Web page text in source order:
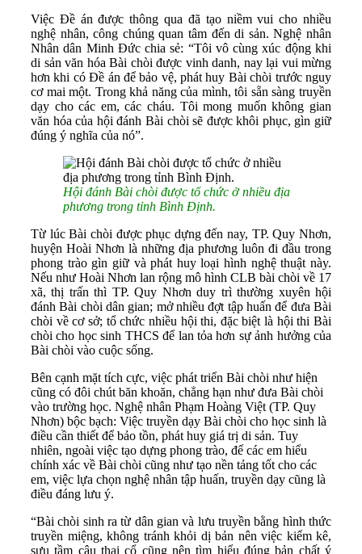
Việc Đề án được thông qua đã tạo niềm vui cho nhiều
nghệ nhân, công chúng quan tâm đến di sản. Nghệ nhân
Nhân dân Minh Đức chia sẻ: “Tôi vô cùng xúc động khi
di sản văn hóa Bài chòi được vinh danh, nay lại vui mừng
hơn khi có Đề án để bảo vệ, phát huy Bài chòi trước nguy
cơ mai một. Trong khả năng của mình, tôi sẵn sàng truyền
dạy cho các em, các cháu. Tôi mong muốn không gian
văn hóa của hội đánh Bài chòi sẽ được khôi phục, gìn giữ
đúng ý nghĩa của nó”.
Hội đánh Bài chòi được tổ chức ở nhiều địa
phương trong tỉnh Bình Định.
Từ lúc Bài chòi được phục dựng đến nay, TP. Quy Nhơn,
huyện Hoài Nhơn là những địa phương luôn đi đầu trong
phong trào gìn giữ và phát huy loại hình nghệ thuật này.
Nếu như Hoài Nhơn lan rộng mô hình CLB bài chòi về 17
xã, thị trấn thì TP. Quy Nhơn duy trì thường xuyên hội
đánh Bài chòi dân gian; mở nhiều đợt tập huấn để đưa Bài
chòi về cơ sở; tổ chức nhiều hội thi, đặc biệt là hội thi Bài
chòi cho học sinh THCS để lan tỏa hơn sự ảnh hưởng của
Bài chòi vào cuộc sống.
Bên cạnh mặt tích cực, việc phát triển Bài chòi như hiện
cũng có đôi chút băn khoăn, chẳng hạn như đưa Bài chòi
vào trường học. Nghệ nhân Phạm Hoàng Việt (TP. Quy
Nhơn) bộc bạch: Việc truyền dạy Bài chòi cho học sinh là
điều cần thiết để bảo tồn, phát huy giá trị di sản. Tuy
nhiên, ngoài việc tạo dựng phong trào, để các em hiểu
chính xác về Bài chòi cũng như tạo nền tảng tốt cho các
em, việc lựa chọn nghệ nhân tập huấn, truyền dạy cũng là
điều đáng lưu ý.
“Bài chòi sinh ra từ dân gian và lưu truyền bằng hình thức
truyền miệng, không tránh khỏi dị bản nên việc kiểm kê,
sưu tầm câu thai cổ cũng nên tìm hiểu đúng bản chất ý